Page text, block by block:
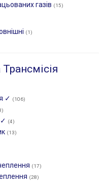
газів (15)
(1)
✓ (106)
(4)
(13)
(17)
(28)